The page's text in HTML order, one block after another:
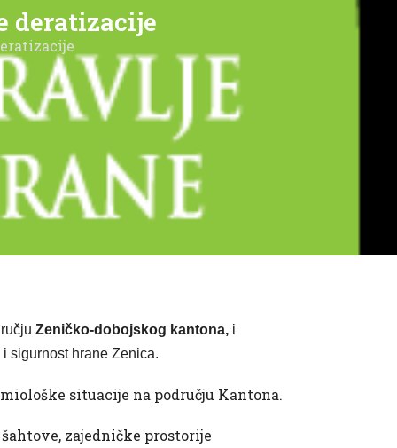
deratizacije
Zeničko-dobojskog kantona, i
sigurnost hrane Zenica.
situacije na području Kantona.
zajedničke prostorije